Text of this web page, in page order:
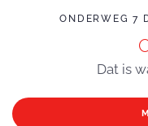
ONDERWEG 7
Dat is